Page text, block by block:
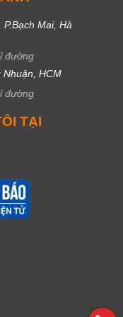
Mai, Hà
đường
Nhuận, HCM
đường
TẠI